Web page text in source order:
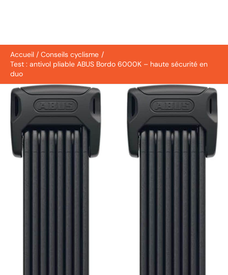
Accueil
Conseils cyclisme
Test : antivol pliable ABUS Bordo 6000K – haute sécurité en
duo